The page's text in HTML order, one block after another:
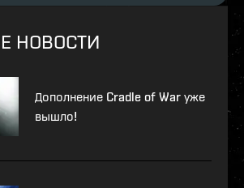
НОВОСТИ
Дополнение Cradle of War уже
вышло!